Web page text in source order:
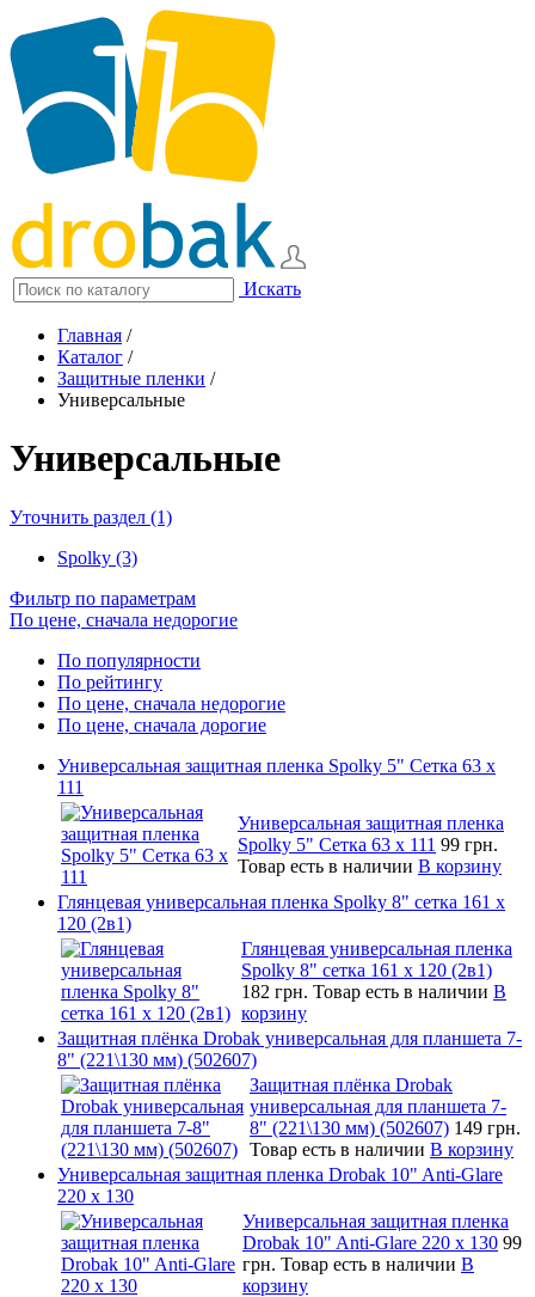
Искать
Главная /
Каталог /
Защитные пленки /
Универсальные
Универсальные
Уточнить раздел (1)
Spolky (3)
Фильтр по параметрам
По цене, сначала недорогие
По популярности
По рейтингу
По цене, сначала недорогие
По цене, сначала дорогие
Универсальная защитная пленка Spolky 5" Сетка 63 x
111
Универсальная защитная пленка
Spolky 5" Сетка 63 x 111 99 грн.
Товар есть в наличии В корзину
Глянцевая универсальная пленка Spolky 8" сетка 161 х
120 (2в1)
Глянцевая универсальная пленка
Spolky 8" сетка 161 х 120 (2в1)
182 грн. Товар есть в наличии В
корзину
Защитная плёнка Drobak универсальная для планшета 7-
8" (221\130 мм) (502607)
Защитная плёнка Drobak
универсальная для планшета 7-
8" (221\130 мм) (502607) 149 грн.
Товар есть в наличии В корзину
Универсальная защитная пленка Drobak 10" Anti-Glare
220 x 130
Универсальная защитная пленка
Drobak 10" Anti-Glare 220 x 130 99
грн. Товар есть в наличии В
корзину